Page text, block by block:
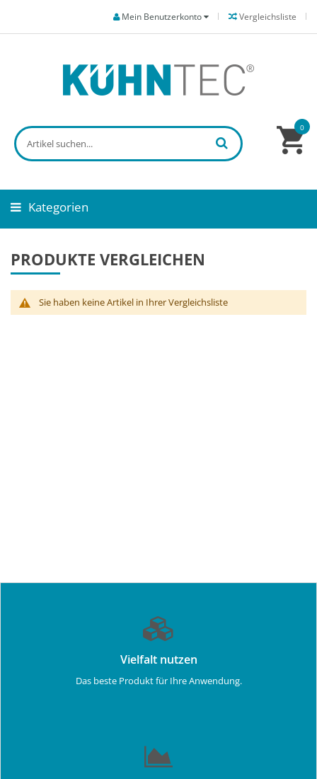
Vergleichsliste
Mein Benutzerkonto
0
Kategorien
PRODUKTE VERGLEICHEN
Sie haben keine Artikel in Ihrer Vergleichsliste
Vielfalt nutzen
Das beste Produkt für Ihre Anwendung.